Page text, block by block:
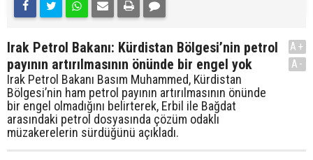
Irak Petrol Bakanı: Kürdistan Bölgesi’nin petrol
payının artırılmasının önünde bir engel yok
Irak Petrol Bakanı Basım Muhammed, Kürdistan
Bölgesi’nin ham petrol payının artırılmasının önünde
bir engel olmadığını belirterek, Erbil ile Bağdat
arasındaki petrol dosyasında çözüm odaklı
müzakerelerin sürdüğünü açıkladı.
A+
A-